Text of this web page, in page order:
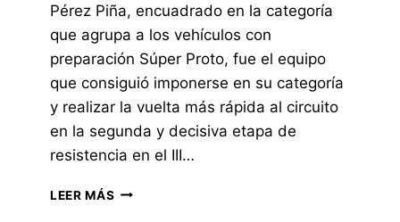
Í
A
S
U
P
E
R
P
Pérez Piña, encuadrado en la categoría
que agrupa a los vehículos con
preparación Súper Proto, fue el equipo
que consiguió imponerse en su categoría
y realizar la vuelta más rápida al circuito
en la segunda y decisiva etapa de
resistencia en el III…
LEER MÁS E